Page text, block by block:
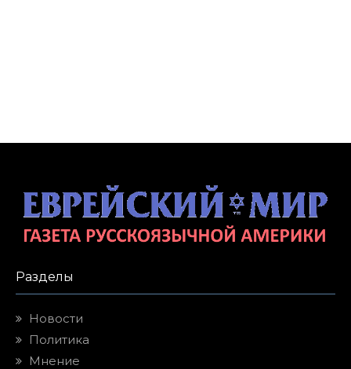
Разделы
Новости
Политика
Мнение